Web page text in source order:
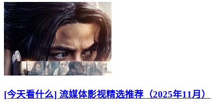
[今天看什么] 流媒体影视精选推荐（2025年11月）